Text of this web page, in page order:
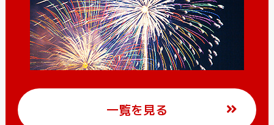
一覧を見る